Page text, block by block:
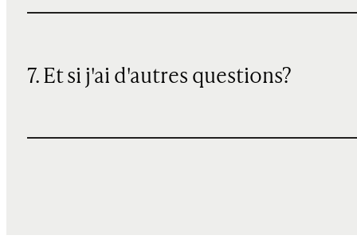
7. Et si j'ai d'autres questions?